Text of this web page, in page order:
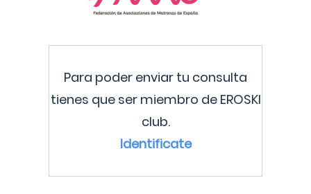
Para poder enviar tu consulta
tienes que ser miembro de EROSKI
club.
Identificate